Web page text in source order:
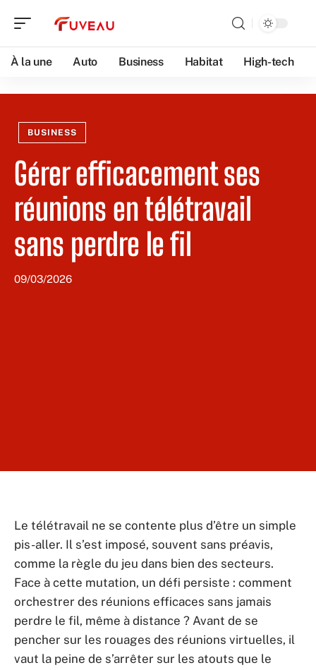
À la une Auto Business Habitat High-tech
BUSINESS
Gérer efficacement ses
réunions en télétravail
sans perdre le fil
09/03/2026
Le télétravail ne se contente plus d’être un simple
pis-aller. Il s’est imposé, souvent sans préavis,
comme la règle du jeu dans bien des secteurs.
Face à cette mutation, un défi persiste : comment
orchestrer des réunions efficaces sans jamais
perdre le fil, même à distance ? Avant de se
pencher sur les rouages des réunions virtuelles, il
vaut la peine de s’arrêter sur les atouts que le